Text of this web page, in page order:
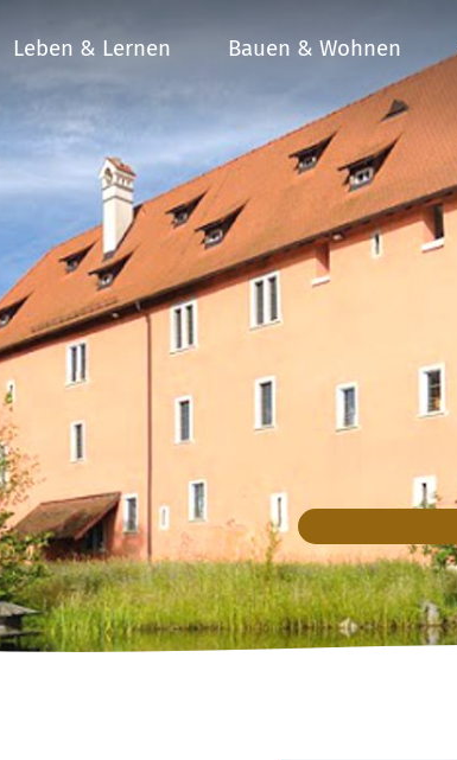
Leben & Lernen Bauen & Wohnen